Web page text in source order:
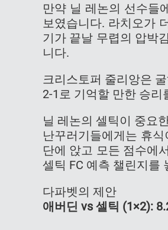
만약 닐 레논의 선수들
보였습니다. 라치오가
기가 끝날 무렵의 압박
니다.
크리스토퍼 줄리앙은
2-1로 기억할 만한 승리
닐 레논의 셀틱이 중요
난꾸러기들에게는 휴
단에 앉고 모든 점수에
셀틱 FC 예측 챌린지를
다파벳의 제안
애버딘 vs 셀틱 (1×2):